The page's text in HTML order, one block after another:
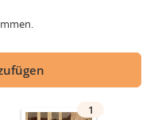
1